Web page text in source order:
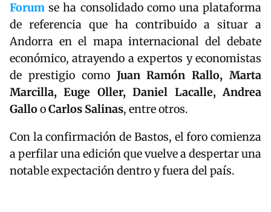
Forum se ha consolidado como una plataforma
de referencia que ha contribuido a situar a
Andorra en el mapa internacional del debate
económico, atrayendo a expertos y economistas
de prestigio como Juan Ramón Rallo, Marta
Marcilla, Euge Oller, Daniel Lacalle, Andrea
GallooCarlos Salinas, entre otros.
Con la confirmación de Bastos, el foro comienza
a perfilar una edición que vuelve a despertar una
notable expectación dentro y fuera del país.